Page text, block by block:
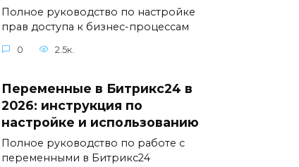
Полное руководство по настройке
прав доступа к бизнес-процессам
0 2.5к.
Переменные в Битрикс24 в
2026: инструкция по
настройке и использованию
Полное руководство по работе с
переменными в Битрикс24